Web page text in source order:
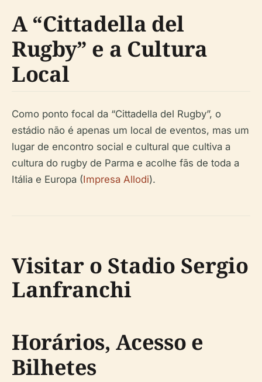
A “Cittadella del
Rugby” e a Cultura
Local
Como ponto focal da “Cittadella del Rugby”, o
estádio não é apenas um local de eventos, mas um
lugar de encontro social e cultural que cultiva a
cultura do rugby de Parma e acolhe fãs de toda a
Itália e Europa (Impresa Allodi).
Visitar o Stadio Sergio
Lanfranchi
Horários, Acesso e
Bilhetes